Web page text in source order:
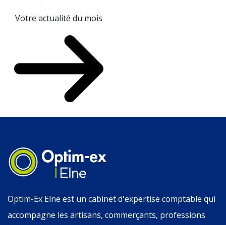
Votre actualité du mois
Optim-Ex Elne est un cabinet d'expertise comptable qui
accompagne les artisans, commerçants, professions